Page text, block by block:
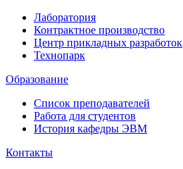
Лаборатория
Контрактное производство
Центр прикладных разработок
Технопарк
Образование
Список преподавателей
Работа для студентов
История кафедры ЭВМ
Контакты